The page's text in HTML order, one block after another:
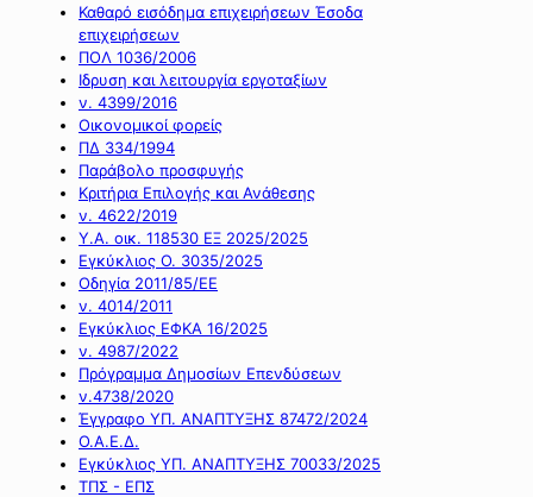
Καθαρό εισόδημα επιχειρήσεων Έσοδα
επιχειρήσεων
ΠΟΛ 1036/2006
Ιδρυση και λειτουργία εργοταξίων
ν. 4399/2016
Οικονομικοί φορείς
ΠΔ 334/1994
Παράβολο προσφυγής
Κριτήρια Επιλογής και Ανάθεσης
ν. 4622/2019
Υ.Α. οικ. 118530 ΕΞ 2025/2025
Εγκύκλιος Ο. 3035/2025
Οδηγία 2011/85/ΕΕ
ν. 4014/2011
Εγκύκλιος ΕΦΚΑ 16/2025
ν. 4987/2022
Πρόγραμμα Δημοσίων Επενδύσεων
ν.4738/2020
Έγγραφο ΥΠ. ΑΝΑΠΤΥΞΗΣ 87472/2024
Ο.Α.Ε.Δ.
Εγκύκλιος ΥΠ. ΑΝΑΠΤΥΞΗΣ 70033/2025
ΤΠΣ - ΕΠΣ